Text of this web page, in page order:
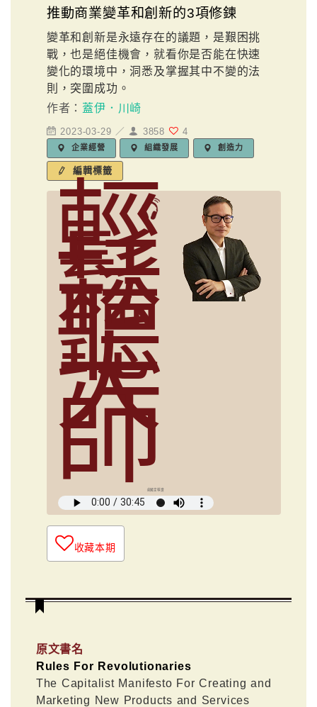
推動商業變革和創新的3項修鍊
變革和創新是永遠存在的議題，是艱困挑
戰，也是絕佳機會，就看你是否能在快速
變化的環境中，洞悉及掌握其中不變的法
則，突圍成功。
作者： 蓋伊．川崎
2023-03-29 ／ 3858 4
企業經營 組織發展 創造力
編輯標籤
輕
鬆
聽
大
師
俞國定導讀
收藏本期
原文書名
Rules For Revolutionaries
The Capitalist Manifesto For Creating and
Marketing New Products and Services